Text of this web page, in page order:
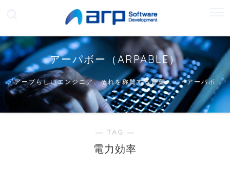
アーパボー（ARPABLE）
アープらしいエンジニア、それを称賛する言葉・・・アーパボ
ー
― TAG ―
電力効率